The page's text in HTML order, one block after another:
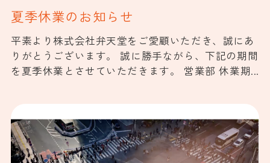
夏季休業のお知らせ
平素より株式会社弁天堂をご愛顧いただき、誠にあ
りがとうございます。 誠に勝手ながら、下記の期間
を夏季休業とさせていただきます。 営業部 休業期...